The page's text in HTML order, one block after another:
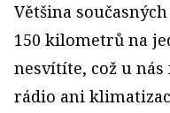
Většina
150 kilometrů na
nesvítíte, což u
rádio ani